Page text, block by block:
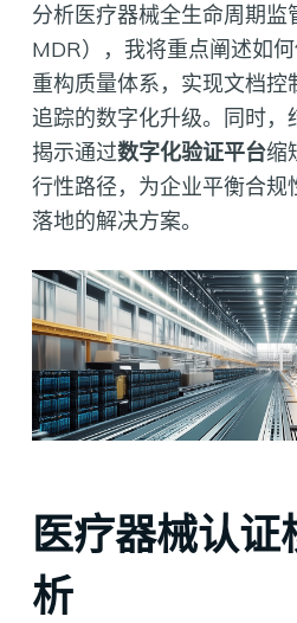
分析医疗器械全生命周期监
MDR），我将重点阐述如
重构质量体系，实现文档
追踪的数字化升级。同时，
揭示通过数字化验证平台缩
行性路径，为企业平衡合规
落地的解决方案。
医疗器械认
析